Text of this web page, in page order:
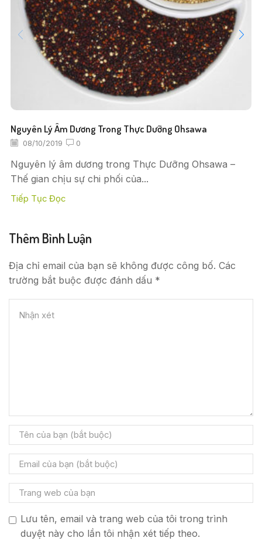
Nguyên Lý Âm Dương Trong Thực Dưỡng Ohsawa
08/10/2019 0
Nguyên lý âm dương trong Thực Dưỡng Ohsawa –
Thế gian chịu sự chi phối của...
Tiếp Tục Đọc
Thêm Bình Luận
Địa chỉ email của bạn sẽ không được công bố. Các
trường bắt buộc được đánh dấu *
Lưu tên, email và trang web của tôi trong trình
duyệt này cho lần tôi nhận xét tiếp theo.